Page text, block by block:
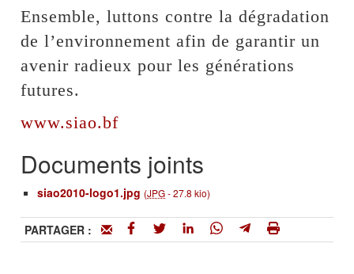
Ensemble, luttons contre la dégradation
de l’environnement afin de garantir un
avenir radieux pour les générations
futures.
www.siao.bf
Documents joints
siao2010-logo1.jpg (JPG-27.8 kio)
PARTAGER :